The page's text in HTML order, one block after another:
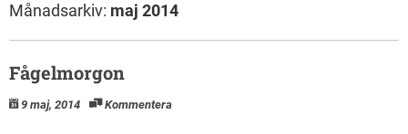
Månadsarkiv: maj 2014
Fågelmorgon
9 maj, 2014 Kommentera